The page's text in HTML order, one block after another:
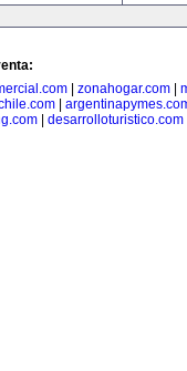
zonahogar.com
desarrolloturistico.com